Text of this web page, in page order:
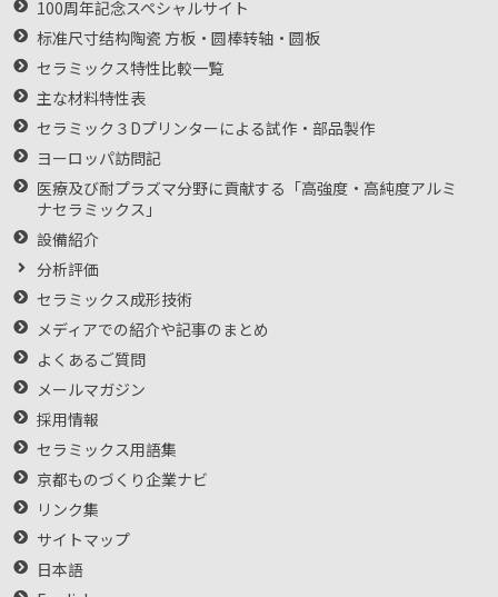
100周年記念スペシャルサイト
标准尺寸结构陶瓷 方板・圆棒转轴・圆板
セラミックス特性比較一覧
主な材料特性表
セラミック３Dプリンターによる試作・部品製作
ヨーロッパ訪問記
医療及び耐プラズマ分野に貢献する「高強度・高純度アルミ
ナセラミックス」
設備紹介
分析評価
セラミックス成形技術
メディアでの紹介や記事のまとめ
よくあるご質問
メールマガジン
採用情報
セラミックス用語集
京都ものづくり企業ナビ
リンク集
サイトマップ
日本語